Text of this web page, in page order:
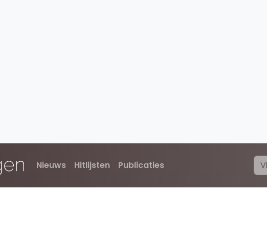
Nieuws Hitlijsten Publicaties